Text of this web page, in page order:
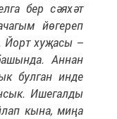
бер сәяхәт
йөгереп
Йорт хуҗасы –
Аннан
булган инде
Ишегалды
кына, миңа